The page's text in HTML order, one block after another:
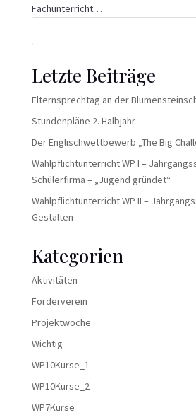
Fachunterricht…
Letzte Beiträge
Elternsprechtag an der
Stundenpläne 2. Halbjahr
Der Englischwettbewerb „The Big
Wahlpflichtunterricht WP I –
Schülerfirma – „Jugend gründet“
Wahlpflichtunterricht WP II –
Gestalten
Kategorien
Aktivitäten
Förderverein
Projektwoche
Wichtig
WP10Kurse_1
WP10Kurse_2
WP7Kurse